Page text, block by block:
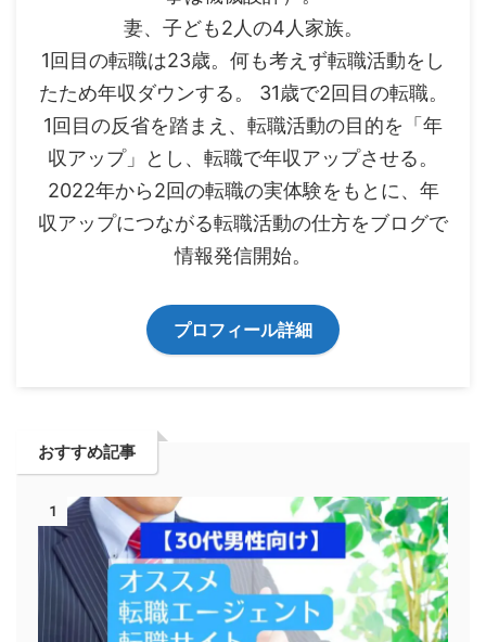
妻、子ども2人の4人家族。
1回目の転職は23歳。何も考えず転職活動をし
たため年収ダウンする。 31歳で2回目の転職。
1回目の反省を踏まえ、転職活動の目的を「年
収アップ」とし、転職で年収アップさせる。
2022年から2回の転職の実体験をもとに、年
収アップにつながる転職活動の仕方をブログで
情報発信開始。
プロフィール詳細
おすすめ記事
1